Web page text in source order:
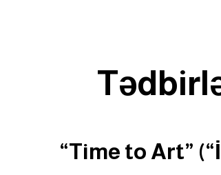
“Time to Art”